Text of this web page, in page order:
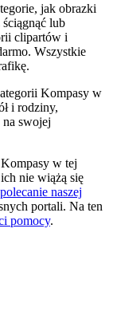
jak obrazki
lub
clipartów i
Wszystkie
Kompasy w
i rodziny,
na swojej
w tej
nie wiążą się
polecanie naszej
portali. Na ten
pomocy.